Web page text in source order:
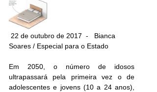
Soares / Especial para o Estado
Em 2050, o número de idosos
ultrapassará pela primeira vez o de
adolescentes e jovens (10 a 24 anos),